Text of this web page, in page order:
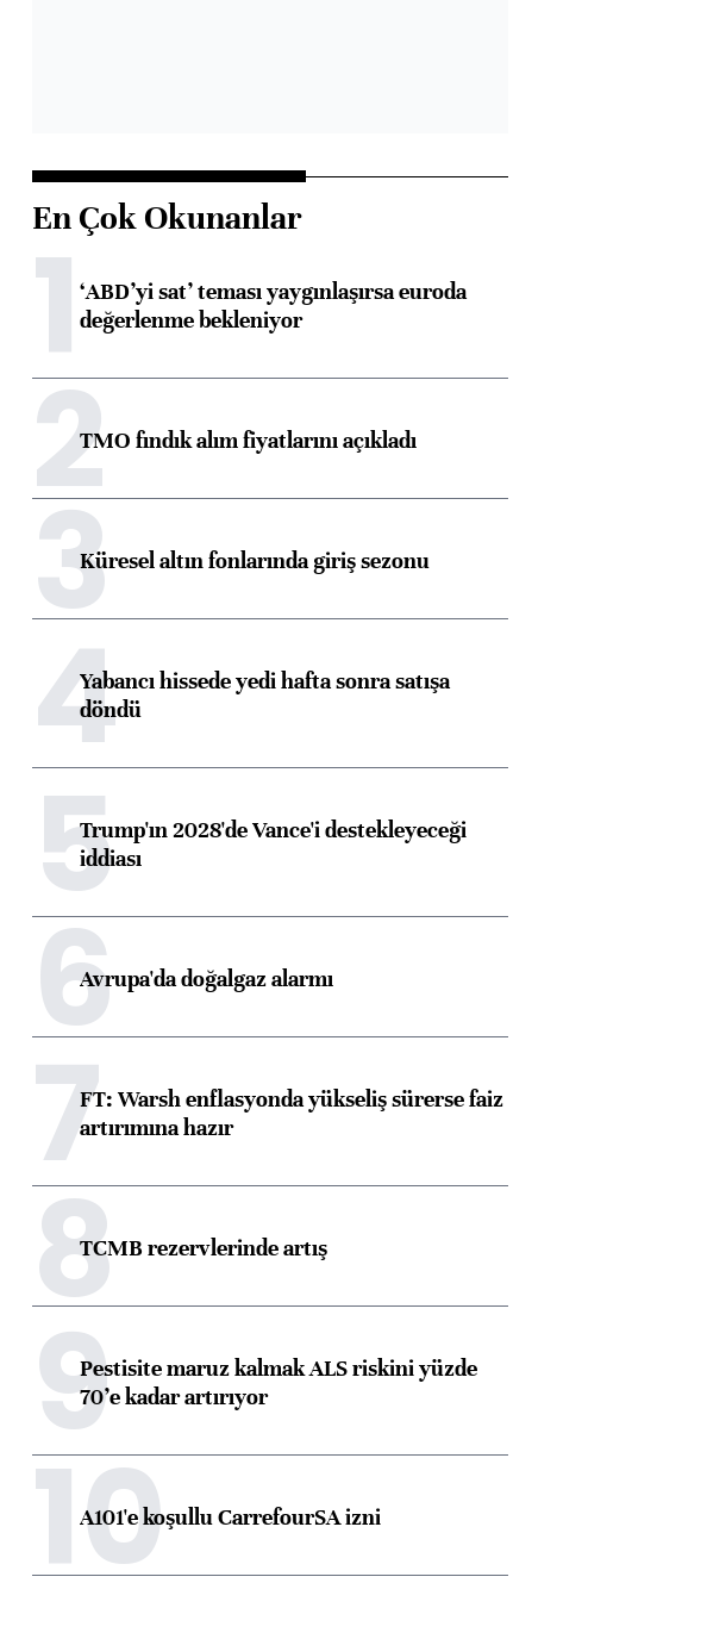
En Çok Okunanlar
1‘ABD’yi sat’ teması yaygınlaşırsa euroda
değerlenme bekleniyor
2TMO fındık alım fiyatlarını açıkladı
3Küresel altın fonlarında giriş sezonu
4Yabancı hissede yedi hafta sonra satışa
döndü
5Trump'ın 2028'de Vance'i destekleyeceği
iddiası
6Avrupa'da doğalgaz alarmı
7FT: Warsh enflasyonda yükseliş sürerse faiz
artırımına hazır
8TCMB rezervlerinde artış
9Pestisite maruz kalmak ALS riskini yüzde
70’e kadar artırıyor
10
A101'e koşullu CarrefourSA izni